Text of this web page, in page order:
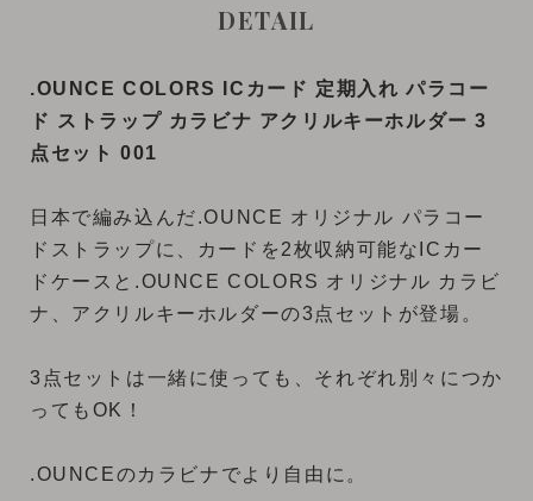
DETAIL
.OUNCE COLORS ICカード 定期入れ パラコー
ド ストラップ カラビナ アクリルキーホルダー 3
点セット 001
日本で編み込んだ.OUNCE オリジナル パラコー
ドストラップに、カードを2枚収納可能なICカー
ドケースと.OUNCE COLORS オリジナル カラビ
ナ、アクリルキーホルダーの3点セットが登場。
3点セットは一緒に使っても、それぞれ別々につか
ってもOK！
.OUNCEのカラビナでより自由に。